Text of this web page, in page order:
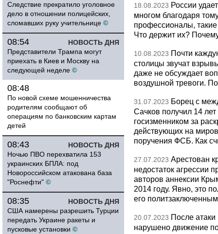
Следствие прекратило уголовное
дело в отношении полицейских,
сломавших руку учительнице ©
НОВОСТЬ ДНЯ
08:54
Представители Трампа могут
приехать в Киев и Москву на
следующей неделе ©
08:48
По новой схеме мошенничества
родителям сообщают об
операциям по банковским картам
детей
НОВОСТЬ ДНЯ
08:43
Ночью ПВО перехватила 153
украинских БПЛА: под
Новороссийском атакована база
"Роснефти" ©
НОВОСТЬ ДНЯ
08:35
США намерены разрешить Турции
передать Украине ракеты и
пусковые установки ©
18.08.2023 России
многом благодаря
профессионалы,
Что держит их?
10.08.2023 Почти
столицы звучат
даже не обсуждает
воздушной тревоги.
31.07.2023 Борец с
Сачков получил 14
госизменником за
действующих на
поручения ФСБ. Как
27.07.2023 Арестован
недостаток агрессии
авторов аннексии
2014 году. Явно, это
его
20.07.2023 После
нарушено движение